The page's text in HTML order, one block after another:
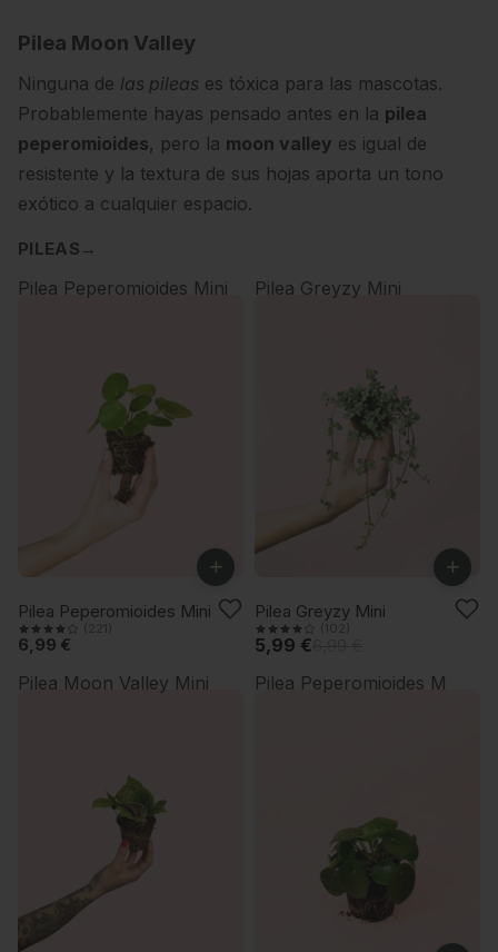
Pilea Moon Valley
Ninguna de las pileas es tóxica para las mascotas.
Probablemente hayas pensado antes en la pilea
peperomioides, pero la moon valley es igual de
resistente y la textura de sus hojas aporta un tono
exótico a cualquier espacio.
PILEAS →
Pilea Peperomioides Mini
+
Pilea Peperomioides Mini
(221)
6,99 €
Pilea Greyzy Mini
-14%
+
Pilea Greyzy Mini
(102)
5,99 €
Pilea Moon Valley Mini Pilea Peperomioides M